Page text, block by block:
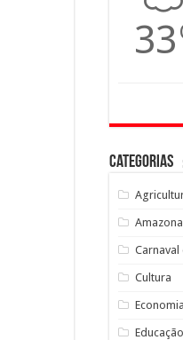
33
Categorias
Carnaval
Cultura
Economia
Educação